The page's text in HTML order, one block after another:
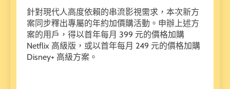
針對現代人高度依賴的串流影視需求，本次新方
案同步釋出專屬的年約加價購活動。申辦上述方
案的用戶，得以首年每月 399 元的價格加購
Netflix 高級版，或以首年每月 249 元的價格加購
Disney+ 高級方案。